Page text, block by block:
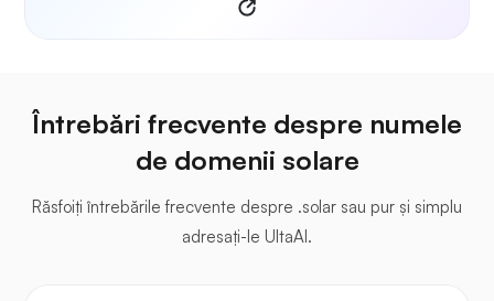
Întrebări frecvente despre numele
de domenii solare
Răsfoiți întrebările frecvente despre .solar sau pur și simplu
adresați-le UltaAI.